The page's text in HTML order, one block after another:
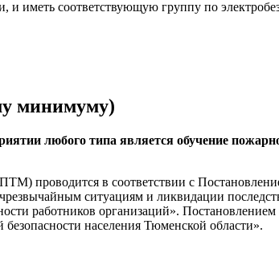
иметь соответствующую группу по
минимуму)
любого типа является обучение
проводится в соответствии с
ситуациям и ликвидации
работников организаций».
населения Тюменской области».